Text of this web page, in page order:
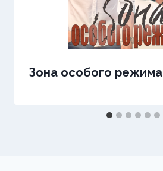
Зона особого режима